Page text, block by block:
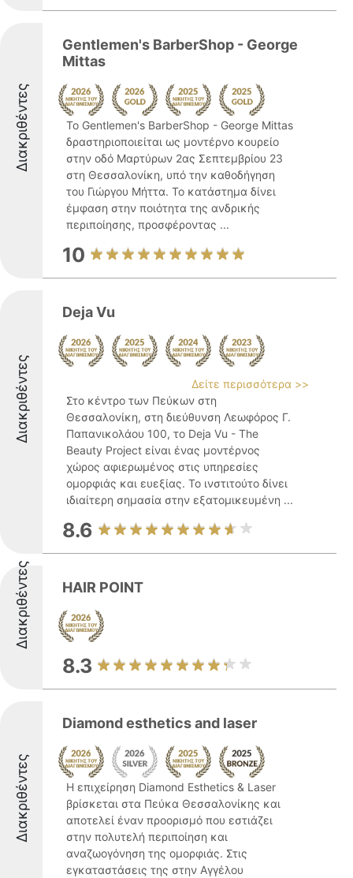
Διακριθέντες
Gentlemen's BarberShop - George
Mittas
Το Gentlemen's BarberShop - George Mittas
δραστηριοποιείται ως μοντέρνο κουρείο
στην οδό Μαρτύρων 2ας Σεπτεμβρίου 23
στη Θεσσαλονίκη, υπό την καθοδήγηση
του Γιώργου Μήττα. Το κατάστημα δίνει
έμφαση στην ποιότητα της ανδρικής
περιποίησης, προσφέροντας ...
10
Διακριθέντες
Deja Vu
Δείτε περισσότερα >>
Στο κέντρο των Πεύκων στη
Θεσσαλονίκη, στη διεύθυνση Λεωφόρος Γ.
Παπανικολάου 100, το Deja Vu - The
Beauty Project είναι ένας μοντέρνος
χώρος αφιερωμένος στις υπηρεσίες
ομορφιάς και ευεξίας. Το ινστιτούτο δίνει
ιδιαίτερη σημασία στην εξατομικευμένη ...
8.6
Διακριθέντες HAIR POINT
8.3
Διακριθέντες
Diamond esthetics and laser
Η επιχείρηση Diamond Esthetics & Laser
βρίσκεται στα Πεύκα Θεσσαλονίκης και
αποτελεί έναν προορισμό που εστιάζει
στην πολυτελή περιποίηση και
αναζωογόνηση της ομορφιάς. Στις
εγκαταστάσεις της στην Αγγέλου